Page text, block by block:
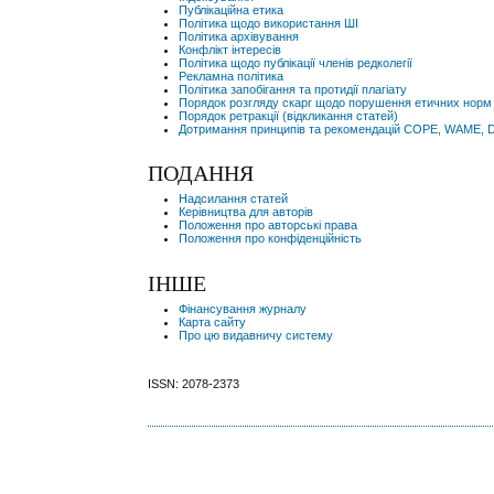
Публікаційна етика
Політика щодо використання ШІ
Політика архівування
Конфлікт інтересів
Політика щодо публікації членів редколегії
Рекламна політика
Політика запобігання та протидії плагіату
Порядок розгляду скарг щодо порушення етичних норм
Порядок ретракції (відкликання статей)
Дотримання принципів та рекомендацій COPE, WAME,
ПОДАННЯ
Надсилання статей
Керівництва для авторів
Положення про авторські права
Положення про конфіденційність
ІНШЕ
Фінансування журналу
Карта сайту
Про цю видавничу систему
ISSN: 2078-2373